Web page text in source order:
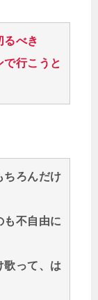
るべき
で行こうと
ちろんだけ
も不自由に
歌って、は